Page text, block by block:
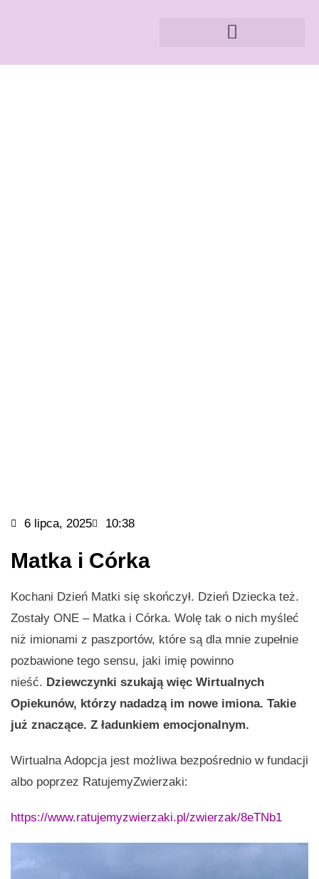
6 lipca, 2025 10:38
Matka i Córka
Kochani Dzień Matki się skończył. Dzień Dziecka też.
Zostały ONE – Matka i Córka. Wolę tak o nich myśleć
niż imionami z paszportów, które są dla mnie zupełnie
pozbawione tego sensu, jaki imię powinno
nieść. Dziewczynki szukają więc Wirtualnych
Opiekunów, którzy nadadzą im nowe imiona. Takie
już znaczące. Z ładunkiem emocjonalnym.
Wirtualna Adopcja jest możliwa bezpośrednio w fundacji
albo poprzez RatujemyZwierzaki:
https://www.ratujemyzwierzaki.pl/zwierzak/8eTNb1